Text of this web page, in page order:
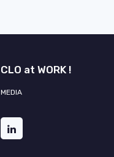
CLO at WORK !
MEDIA